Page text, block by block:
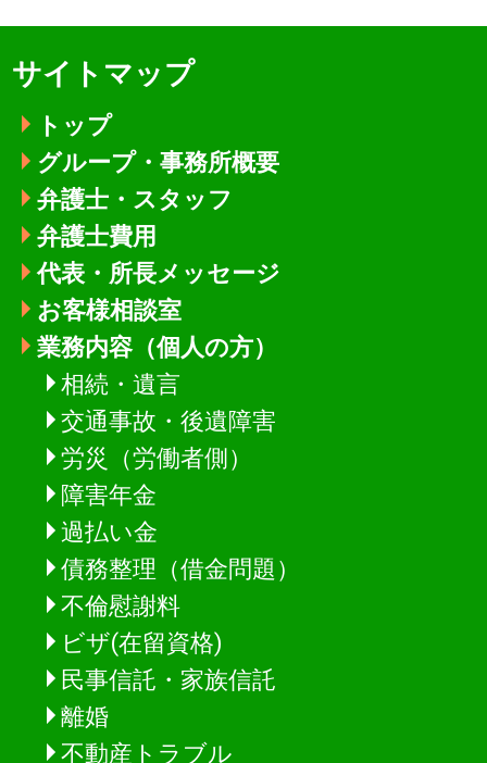
サイトマップ
トップ
グループ・事務所概要
弁護士・スタッフ
弁護士費用
代表・所長メッセージ
お客様相談室
業務内容（個人の方）
相続・遺言
交通事故・後遺障害
労災（労働者側）
障害年金
過払い金
債務整理（借金問題）
不倫慰謝料
ビザ(在留資格)
民事信託・家族信託
離婚
不動産トラブル